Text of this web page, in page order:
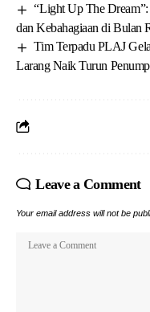
“Light Up The
dan Kebahagiaan di Bulan
Tim Terpadu PLAJ
Larang Naik Turun
Leave a Comment
Your email address will not be